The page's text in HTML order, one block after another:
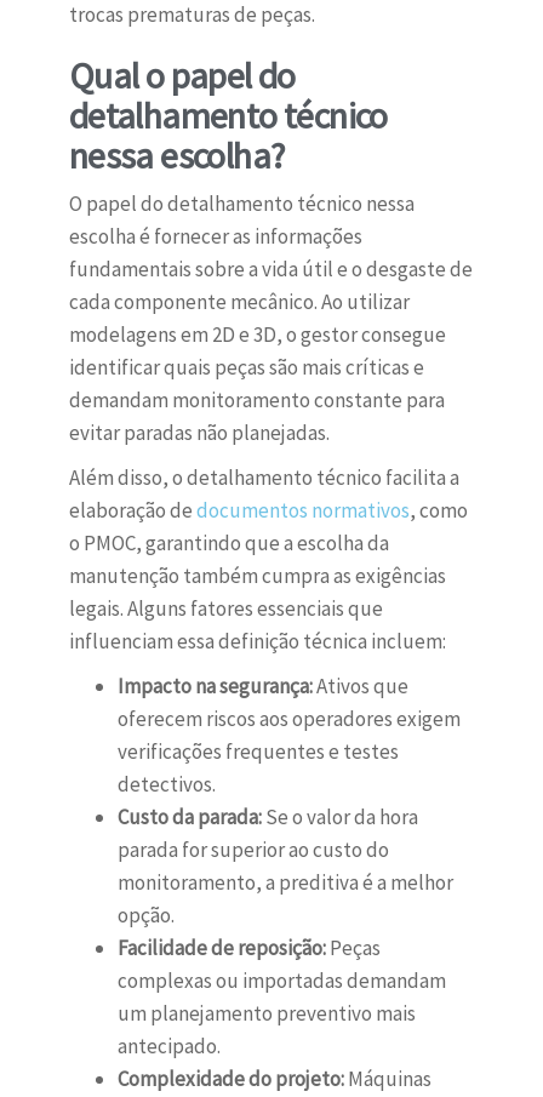
trocas prematuras de peças.
Qual o papel do
detalhamento técnico
nessa escolha?
O papel do detalhamento técnico nessa
escolha é fornecer as informações
fundamentais sobre a vida útil e o desgaste de
cada componente mecânico. Ao utilizar
modelagens em 2D e 3D, o gestor consegue
identificar quais peças são mais críticas e
demandam monitoramento constante para
evitar paradas não planejadas.
Além disso, o detalhamento técnico facilita a
elaboração dedocumentos normativos, como
o PMOC, garantindo que a escolha da
manutenção também cumpra as exigências
legais. Alguns fatores essenciais que
influenciam essa definição técnica incluem:
Impacto na segurança:Ativos que
oferecem riscos aos operadores exigem
verificações frequentes e testes
detectivos.
Custo da parada:Se o valor da hora
parada for superior ao custo do
monitoramento, a preditiva é a melhor
opção.
Facilidade de reposição:Peças
complexas ou importadas demandam
um planejamento preventivo mais
antecipado.
Complexidade do projeto:Máquinas